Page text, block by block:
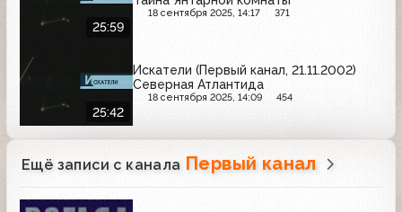
25:59
18 сентября 2025, 14:17 371
25:42
Искатели (Первый канал, 21.11.2002)
Северная Атлантида
18 сентября 2025, 14:09 454
Ещё записи с канала Первый канал